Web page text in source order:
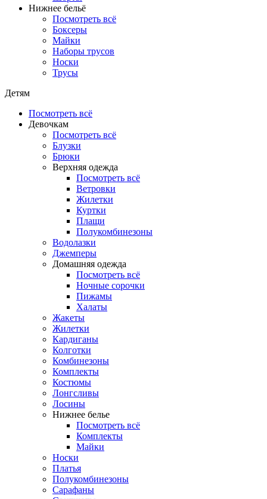
Нижнее бельё
Посмотреть всё
Боксеры
Майки
Наборы трусов
Носки
Трусы
Детям
Посмотреть всё
Девочкам
Посмотреть всё
Блузки
Брюки
Верхняя одежда
Посмотреть всё
Ветровки
Жилетки
Куртки
Плащи
Полукомбинезоны
Водолазки
Джемперы
Домашняя одежда
Посмотреть всё
Ночные сорочки
Пижамы
Халаты
Жакеты
Жилетки
Кардиганы
Колготки
Комбинезоны
Комплекты
Костюмы
Лонгсливы
Лосины
Нижнее белье
Посмотреть всё
Комплекты
Майки
Носки
Платья
Полукомбинезоны
Сарафаны